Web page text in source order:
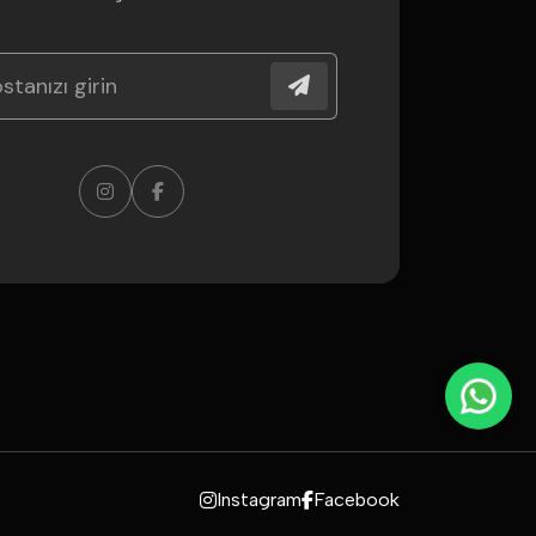
Instagram Facebook